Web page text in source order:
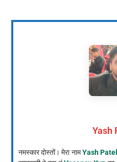
Yash
नमस्कार दोस्तों। मेरा नामYash Patel